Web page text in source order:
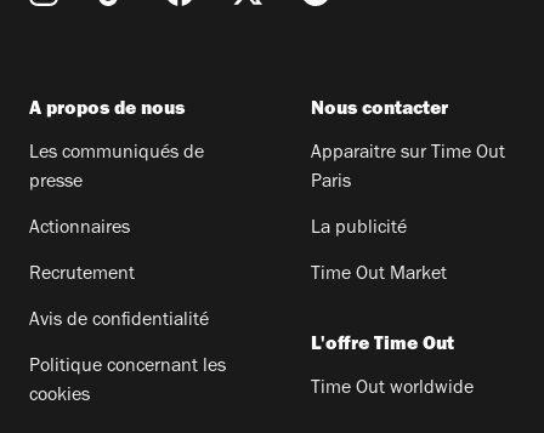
A propos de nous
Les communiqués de
presse
Actionnaires
Recrutement
Avis de confidentialité
Politique concernant les
cookies
Nous contacter
Apparaitre sur Time Out
Paris
La publicité
Time Out Market
L'offre Time Out
Time Out worldwide